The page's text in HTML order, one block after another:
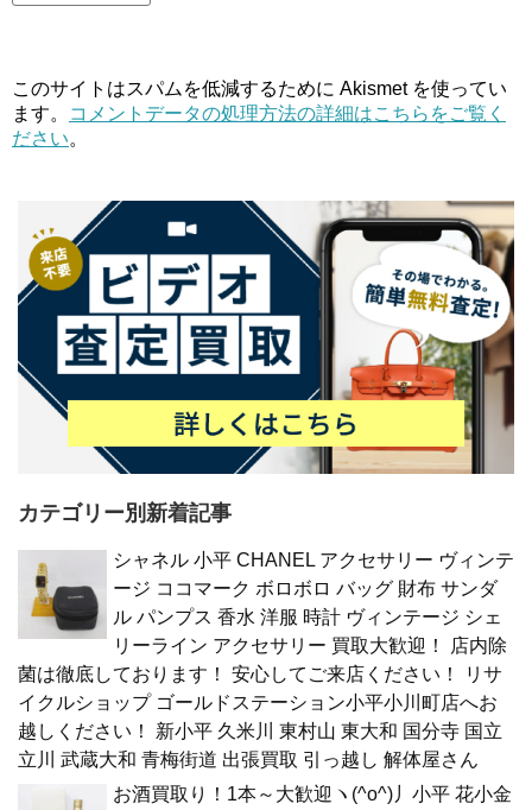
このサイトはスパムを低減するために Akismet を使ってい
ます。
コメントデータの処理方法の詳細はこちらをご覧く
ださい。
カテゴリー別新着記事
シャネル 小平 CHANEL アクセサリー ヴィンテ
ージ ココマーク ボロボロ バッグ 財布 サンダ
ル パンプス 香水 洋服 時計 ヴィンテージ シェ
リーライン アクセサリー 買取大歓迎！ 店内除
菌は徹底しております！ 安心してご来店ください！ リサ
イクルショップ ゴールドステーション小平小川町店へお
越しください！ 新小平 久米川 東村山 東大和 国分寺 国立
立川 武蔵大和 青梅街道 出張買取 引っ越し 解体屋さん
お酒買取り！1本～大歓迎ヽ(^o^)丿小平 花小金